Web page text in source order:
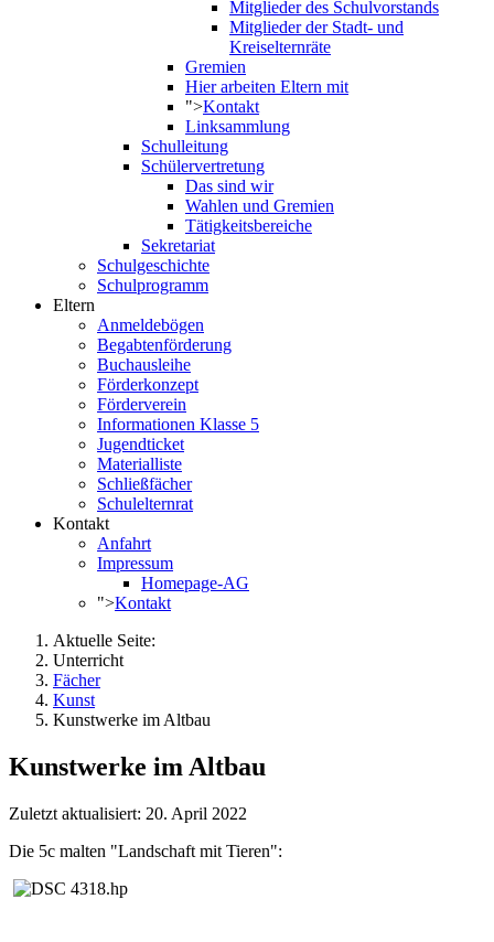
Mitglieder des Schulvorstands
Mitglieder der Stadt- und
Kreiselternräte
Gremien
Hier arbeiten Eltern mit
">Kontakt
Linksammlung
Schulleitung
Schülervertretung
Das sind wir
Wahlen und Gremien
Tätigkeitsbereiche
Sekretariat
Schulgeschichte
Schulprogramm
Eltern
Anmeldebögen
Begabtenförderung
Buchausleihe
Förderkonzept
Förderverein
Informationen Klasse 5
Jugendticket
Materialliste
Schließfächer
Schulelternrat
Kontakt
Anfahrt
Impressum
Homepage-AG
">Kontakt
Aktuelle Seite:
Unterricht
Fächer
Kunst
Kunstwerke im Altbau
Kunstwerke im Altbau
Zuletzt aktualisiert: 20. April 2022
Die 5c malten "Landschaft mit Tieren":